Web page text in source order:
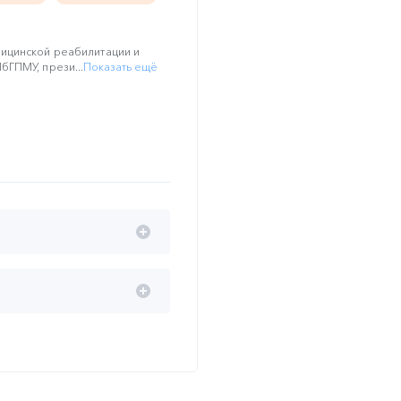
реабилитации и
прези...Показать ещё